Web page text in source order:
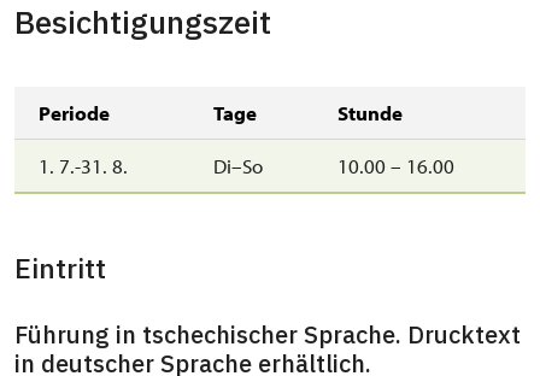
Besichtigungszeit
Periode Tage Stunde
1. 7.-31. 8. Di–So 10.00 – 16.00
Eintritt
Führung in tschechischer Sprache. Drucktext
in deutscher Sprache erhältlich.